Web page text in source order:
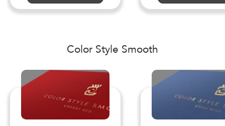
Color Style Smooth